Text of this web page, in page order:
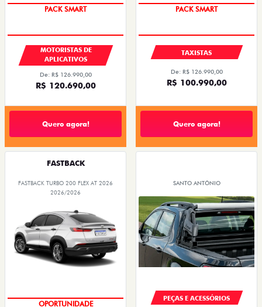
PACK SMART
MOTORISTAS DE
APLICATIVOS
De: R$ 126.990,00
R$ 120.690,00
Quero agora!
PACK SMART
TAXISTAS
De: R$ 126.990,00
R$ 100.990,00
Quero agora!
FASTBACK
FASTBACK TURBO 200 FLEX AT 2026
2026/2026
TAXA 0,99%
SANTO ANTÔNIO
PEÇAS E ACESSÓRIOS